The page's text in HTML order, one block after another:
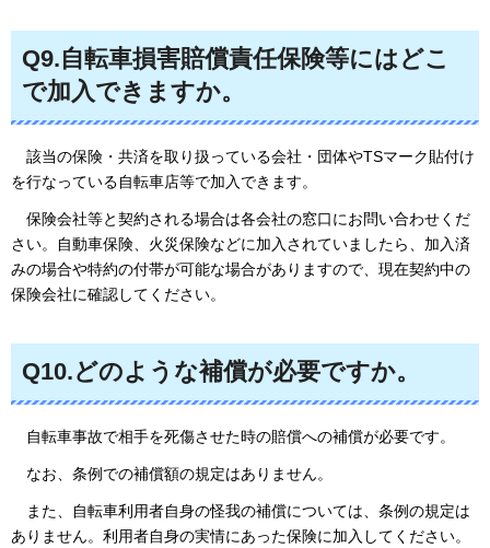
Q9.自転車損害賠償責任保険等にはどこ
で加入できますか。
該当の保険 ・共済を取り扱っている会社・団体やTSマーク貼付け
を行なっている自転車店等で加入できます。
保険会社等と契約される場合は各会社の窓口にお問い合わせくだ
さい。自動車保険、火災保険などに加入されていましたら、加入済
みの場合や特約の付帯が可能な場合がありますので、現在契約中の
保険会社に確認してください。
Q10.どのような補償が必要ですか。
自転車事故で相手を死傷させた時の賠償への補償が必要です。
なお、 条例での補償額の規定はありません。
また 、自転車利用者自身の怪我の補償については、条例の規定は
ありません。利用者自身の実情にあった保険に加入してください。